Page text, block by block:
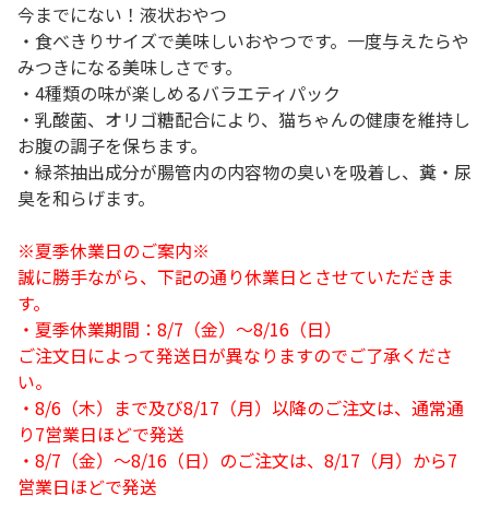
今までにない！液状おやつ
・食べきりサイズで美味しいおやつです。一度与えたらや
みつきになる美味しさです。
・4種類の味が楽しめるバラエティパック
・乳酸菌、オリゴ糖配合により、猫ちゃんの健康を維持し
お腹の調子を保ちます。
・緑茶抽出成分が腸管内の内容物の臭いを吸着し、糞・尿
臭を和らげます。
※夏季休業日のご案内※
誠に勝手ながら、下記の通り休業日とさせていただきま
す。
・夏季休業期間：8/7（金）～8/16（日）
ご注文日によって発送日が異なりますのでご了承くださ
い。
・8/6（木）まで及び8/17（月）以降のご注文は、通常通
り7営業日ほどで発送
・8/7（金）～8/16（日）のご注文は、8/17（月）から7
営業日ほどで発送